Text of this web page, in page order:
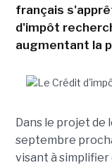
français
d'impôt
augmentant la
Dans le projet de
septembre
visant à